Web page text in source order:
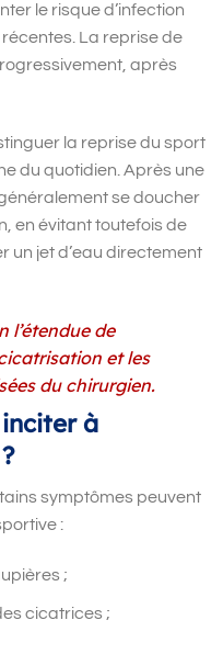
le risque d’infection
La reprise de
après
la reprise du sport
du quotidien. Après une
se doucher
en évitant toutefois de
un jet d’eau directement
l’étendue de
et les
du chirurgien.
à
symptômes peuvent
:
;
cicatrices ;